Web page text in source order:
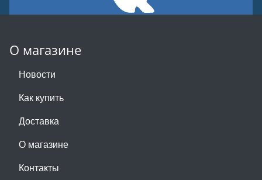
О магазине
Новости
Как купить
Доставка
О магазине
Контакты